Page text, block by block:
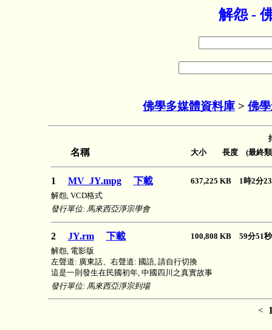
解怨 -
佛學多媒體資料庫 > 佛
名稱 大小 長度 (最終類
1 MV_JY.mpg 下載
637,225 KB 1時2分
解怨, VCD格式
發行單位: 馬來西亞淨宗學會
2 JY.rm 下載
100,808 KB 59分51
解怨, 電影版
左聲道: 廣東話、右聲道: 國語, 請自行切換
這是一則發生在民國初年, 中國四川之真實故事
發行單位: 馬來西亞淨宗到場
<